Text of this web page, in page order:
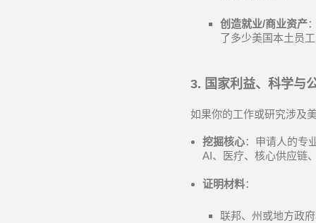
创造就业/商业资产
了多少美国本土员
3. 国家利益、科学与
如果你的工作或研究涉及
挖掘核心：申请人的专
AI、医疗、核心供应链
证明材料：
联邦、州或地方政